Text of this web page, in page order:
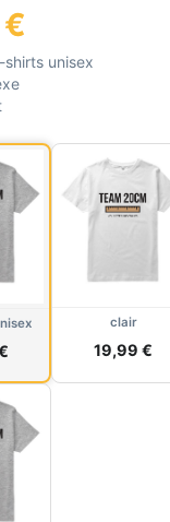
shirts unisex
clair
19,99 €